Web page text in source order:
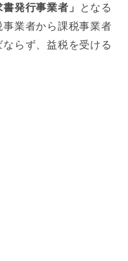
書発行事業者」
となる
業者から課税事業者
らず、益税を受ける